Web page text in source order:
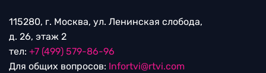
115280, г. Москва, ул. Ленинская слобода,
д. 26, этаж 2
тел: +7 (499) 579-86-96
Для общих вопросов: Infortvi@rtvi.com